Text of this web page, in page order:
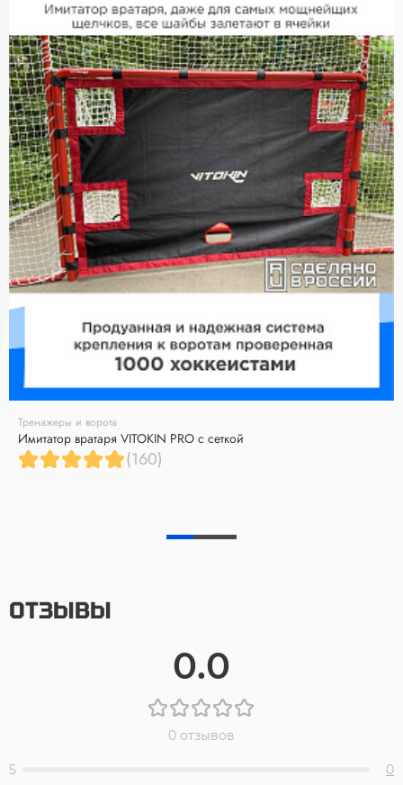
Тренажеры и ворота
Имитатор вратаря VITOKIN PRO с сеткой
(160)
ОТЗЫВЫ
0.0
0 отзывов
5
0